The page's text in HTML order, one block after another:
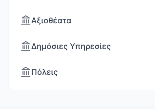
Αξιοθέατα
Δημόσιες Υπηρεσίες
Πόλεις